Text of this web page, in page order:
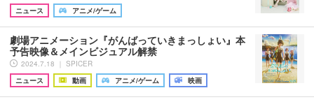
ニュース
アニメ/ゲーム
劇場アニメーション『がんばっていきまっしょい』本
予告映像＆メインビジュアル解禁
2024.7.18 ｜ SPICER
ニュース
動画 アニメ/ゲーム 映画